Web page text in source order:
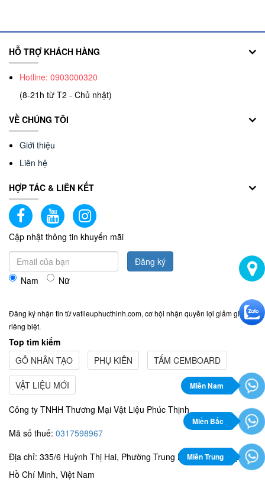
HỖ TRỢ KHÁCH HÀNG
Hotline: 0903000320
(8-21h từ T2 - Chủ nhật)
VỀ CHÚNG TÔI
Giới thiệu
Liên hệ
HỢP TÁC & LIÊN KẾT
Cập nhật thông tin khuyến mãi
Nam Nữ
Đăng ký
Đăng ký nhận tin từ vatlieuphucthinh.com, cơ hội nhận quyền lợi giảm giá
riêng biệt.
Top tìm kiếm
GỖ NHÂN TẠO
PHỤ KIÊN TẤM CEMBOARD
VẬT LIỆU MỚI
Công ty TNHH Thương Mại Vật Liệu Phúc Thịnh
Mã số thuế: 0317598967
Địa chỉ: 335/6 Huỳnh Thị Hai, Phường Trung Mỹ Tây, Thành phố
Hồ Chí Minh, Việt Nam
Miền Nam
Miền Bắc
Miền Trung